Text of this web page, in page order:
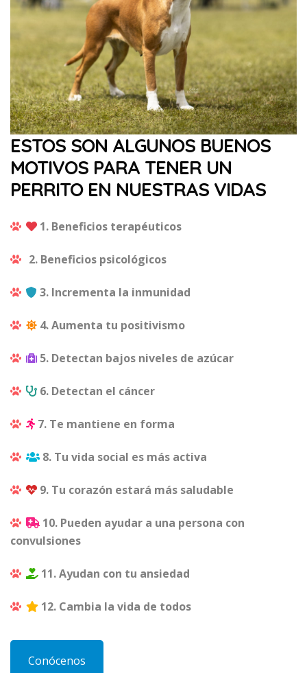
ESTOS SON ALGUNOS BUENOS
MOTIVOS PARA TENER UN
PERRITO EN NUESTRAS VIDAS
1. Beneficios terapéuticos
2. Beneficios psicológicos
3. Incrementa la inmunidad
4. Aumenta tu positivismo
5. Detectan bajos niveles de azúcar
6. Detectan el cáncer
7. Te mantiene en forma
8. Tu vida social es más activa
9. Tu corazón estará más saludable
10. Pueden ayudar a una persona con
convulsiones
11. Ayudan con tu ansiedad
12. Cambia la vida de todos
Conócenos